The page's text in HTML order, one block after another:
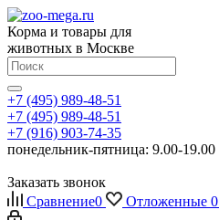
Корма и товары для
животных в Москве
+7 (495) 989-48-51
+7 (495) 989-48-51
+7 (916) 903-74-35
понедельник-пятница: 9.00-19.00
Заказать звонок
Сравнение0 Отложенные 0